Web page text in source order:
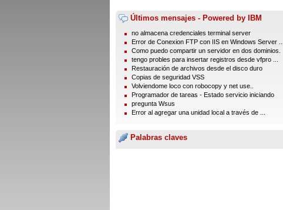
Últimos mensajes - Powered by IBM
no almacena credenciales terminal server
Error de Conexion FTP con IIS en Windows Server ...
Como puedo compartir un servidor en dos dominios.
tengo probles para insertar registros desde vfpro ...
Restauración de archivos desde el disco duro
Copias de seguridad VSS
Volviendome loco con robocopy y net use..
Programador de tareas - Estado servicio iniciando
pregunta Wsus
Error al agregar una unidad local a través de ...
Palabras claves